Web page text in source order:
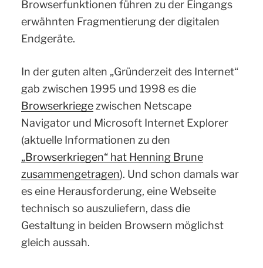
Browserfunktionen führen zu der Eingangs
erwähnten Fragmentierung der digitalen
Endgeräte.
In der guten alten „Gründerzeit des Internet“
gab zwischen 1995 und 1998 es die
Browserkriege zwischen Netscape
Navigator und Microsoft Internet Explorer
(aktuelle Informationen zu den
„Browserkriegen“ hat Henning Brune
zusammengetragen). Und schon damals war
es eine Herausforderung, eine Webseite
technisch so auszuliefern, dass die
Gestaltung in beiden Browsern möglichst
gleich aussah.